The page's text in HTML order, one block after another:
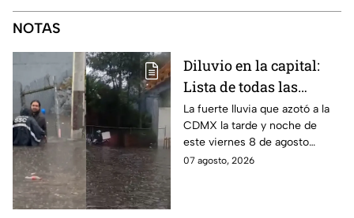
NOTAS
Diluvio en la capital:
Lista de todas las
inundaciones en CDMX
HOY viernes 7 de
agosto
La fuerte lluvia que azotó a la
CDMX la tarde y noche de
este viernes 8 de agosto
provocó inundaciones y otras
07 agosto, 2026